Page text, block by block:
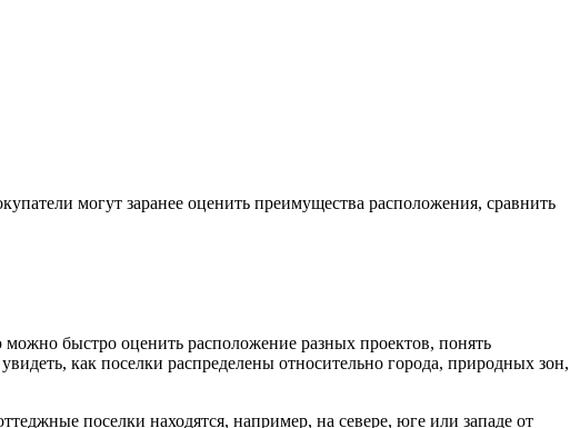
могут заранее оценить преимущества расположения, сравнить
быстро оценить расположение разных проектов, понять
как поселки распределены относительно города, природных зон,
поселки находятся, например, на севере, юге или западе от